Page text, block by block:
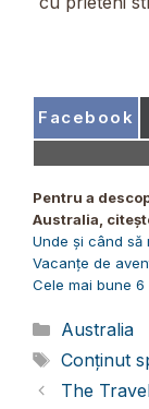
Share
Facebook
Pentru a
Australia,
Unde și când să
Vacanțe de
Cele mai bune
Categorii
Australia
Etichete
Conținut
The